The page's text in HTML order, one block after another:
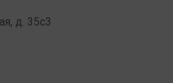
д. 35с3